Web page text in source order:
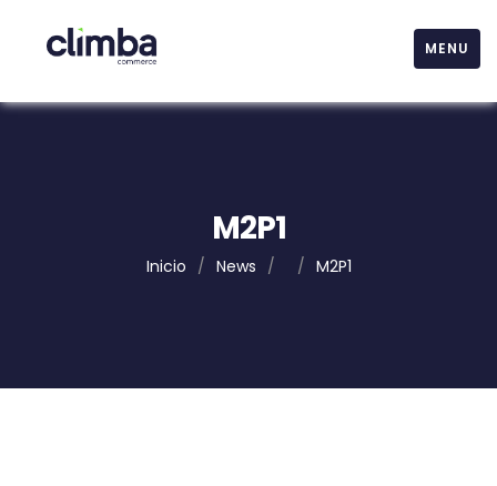
MENU
M2P1
Inicio / News / / M2P1